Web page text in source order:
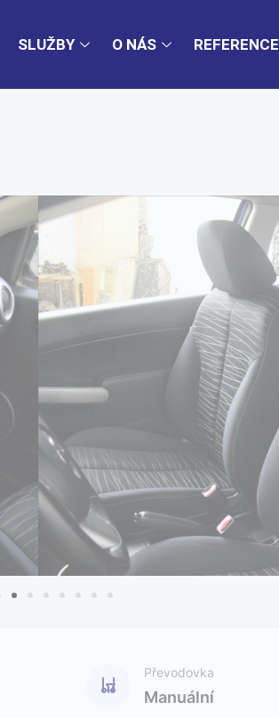
SLUŽBY O NÁS REFERENCE
Převodovka
Manuální